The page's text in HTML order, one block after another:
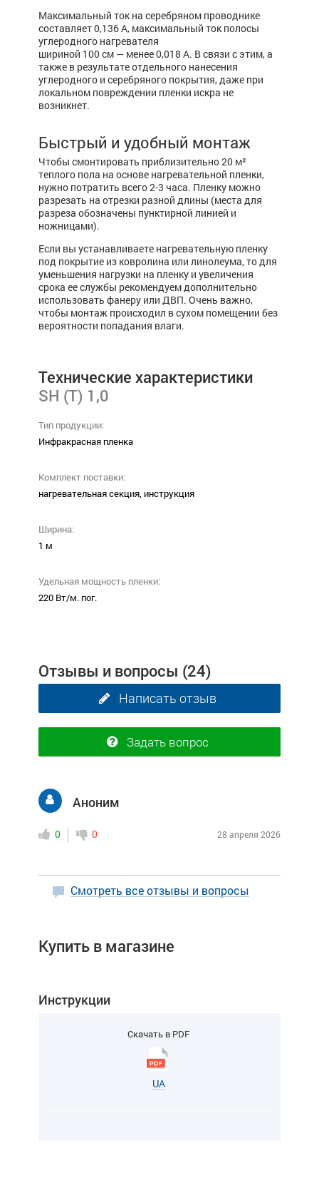
Максимальный ток на серебряном проводнике
составляет 0,136 А, максимальный ток полосы
углеродного нагревателя
шириной 100 см — менее 0,018 А. В связи с этим, а
также в результате отдельного нанесения
углеродного и серебряного покрытия, даже при
локальном повреждении пленки искра не
возникнет.
Быстрый и удобный монтаж
Чтобы смонтировать приблизительно 20 м²
теплого пола на основе нагревательной пленки,
нужно потратить всего 2-3 часа. Пленку можно
разрезать на отрезки разной длины (места для
разреза обозначены пунктирной линией и
ножницами).
Если вы устанавливаете нагревательную пленку
под покрытие из ковролина или линолеума, то для
уменьшения нагрузки на пленку и увеличения
срока ее службы рекомендуем дополнительно
использовать фанеру или ДВП. Очень важно,
чтобы монтаж происходил в сухом помещении без
вероятности попадания влаги.
Технические характеристики
SH (Т) 1,0
Тип продукции:
Инфракрасная пленка
Комплект поставки:
нагревательная секция, инструкция
Ширина:
1 м
Удельная мощность пленки:
220 Вт/м. пог.
Отзывы и вопросы (24)
Написать отзыв
Задать вопрос
Аноним
0 0 28 апреля 2026
Смотреть все отзывы и вопросы
Купить в магазине
Инструкции
Скачать в PDF
UA